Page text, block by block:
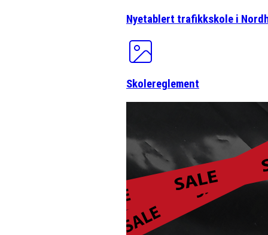
Nyetablert trafikkskole i
Skolereglement